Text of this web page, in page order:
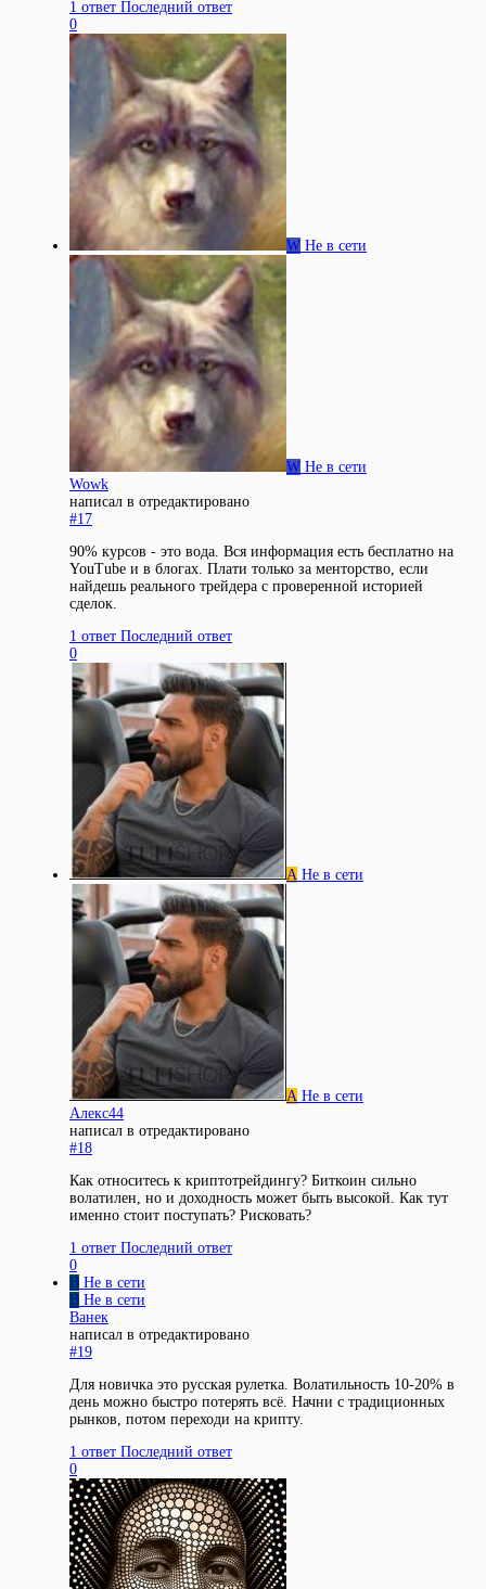
1 ответ Последний ответ
0
W Не в сети
W Не в сети
Wowk
написал в отредактировано
#17
90% курсов - это вода. Вся информация есть бесплатно на
YouTube и в блогах. Плати только за менторство, если
найдешь реального трейдера с проверенной историей
сделок.
1 ответ Последний ответ
0
А Не в сети
А Не в сети
Алекс44
написал в отредактировано
#18
Как относитесь к криптотрейдингу? Биткоин сильно
волатилен, но и доходность может быть высокой. Как тут
именно стоит поступать? Рисковать?
1 ответ Последний ответ
0
В Не в сети
В Не в сети
Ванек
написал в отредактировано
#19
Для новичка это русская рулетка. Волатильность 10-20% в
день можно быстро потерять всё. Начни с традиционных
рынков, потом переходи на крипту.
1 ответ Последний ответ
0